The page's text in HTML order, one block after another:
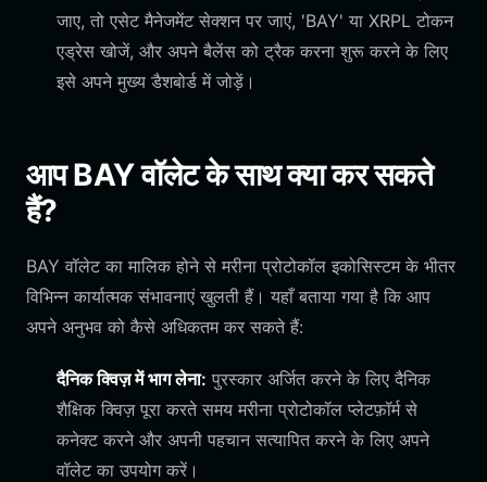
जाए, तो एसेट मैनेजमेंट सेक्शन पर जाएं, 'BAY' या XRPL टोकन
एड्रेस खोजें, और अपने बैलेंस को ट्रैक करना शुरू करने के लिए
इसे अपने मुख्य डैशबोर्ड में जोड़ें।
आप BAY वॉलेट के साथ क्या कर सकते
हैं?
BAY वॉलेट का मालिक होने से मरीना प्रोटोकॉल इकोसिस्टम के भीतर
विभिन्न कार्यात्मक संभावनाएं खुलती हैं। यहाँ बताया गया है कि आप
अपने अनुभव को कैसे अधिकतम कर सकते हैं:
दैनिक क्विज़ में भाग लेना: पुरस्कार अर्जित करने के लिए दैनिक
शैक्षिक क्विज़ पूरा करते समय मरीना प्रोटोकॉल प्लेटफ़ॉर्म से
कनेक्ट करने और अपनी पहचान सत्यापित करने के लिए अपने
वॉलेट का उपयोग करें।